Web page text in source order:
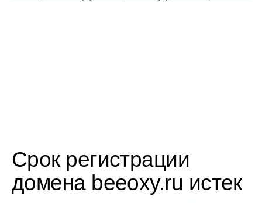
Срок регистрации
домена beeoxy.ru истек